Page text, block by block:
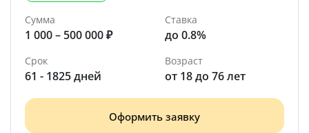
Сумма
1 000 – 500 000 ₽
Ставка
до 0.8%
Срок
61 - 1825 дней
Возраст
от 18 до 76 лет
Оформить заявку